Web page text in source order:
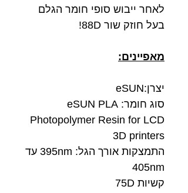
לאחר ייבוש סופי חומר הגלם
בעל חוזק שור 88D!
מאפיינים:
יצרן:eSUN
סוג חומר: eSUN PLA
Photopolymer Resin for LCD
3D printers
התמצקות אורך הגל: 395nm עד
405nm
קשיות 75D